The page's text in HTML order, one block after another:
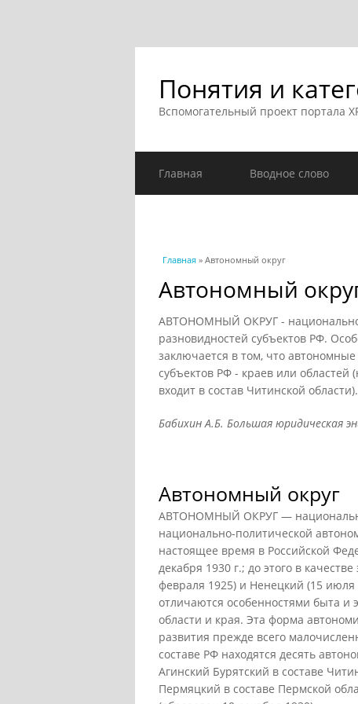
Понятия и
Вспомогательный проект портала
Главная Вводное слово
Вы здесь
Главная » Автономный округ
Автономный
АВТОНОМНЫЙ ОКРУГ -
разновидностей субъектов РФ.
заключается в том, что
субъектов РФ - краев или
входит в состав Читинской области).
Бабихин А.Б. Большая юридическая
Автономный округ
АВТОНОМНЫЙ ОКРУГ —
национально-политической
настоящее время в Российской
декабря 1930 г.; до этого в
февраля 1925) и Ненецкий (15
отличаются особенностями быта и
области и края. Эта форма
развития прежде всего
составе РФ находятся десять
Агинский Бурятский в составе
Пермяцкий в составе Пермской